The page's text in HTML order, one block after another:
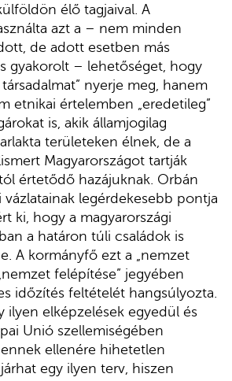
élő tagjaival. A
azt a – nem minden
de adott esetben más
gyakorolt – lehetőséget, hogy
társadalmat” nyerje meg, hanem
etnikai értelemben „eredetileg”
is, akik államjogilag
területeken élnek, de a
Magyarországot tartják
értetődő hazájuknak. Orbán
legérdekesebb pontja
ki, hogy a magyarországi
a határon túli családok is
A kormányfő ezt a „nemzet
felépítése” jegyében
időzítés feltételét hangsúlyozta.
ilyen elképzelések egyedül és
Unió szellemiségében
ellenére hihetetlen
egy ilyen terv, hiszen